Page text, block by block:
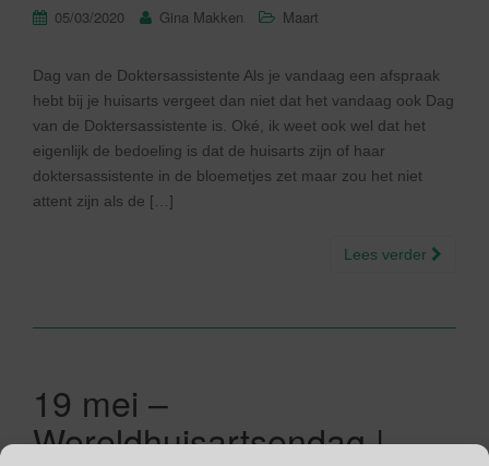
05/03/2020 Gina Makken Maart
Dag van de Doktersassistente Als je vandaag een afspraak
hebt bij je huisarts vergeet dan niet dat het vandaag ook Dag
van de Doktersassistente is. Oké, ik weet ook wel dat het
eigenlijk de bedoeling is dat de huisarts zijn of haar
doktersassistente in de bloemetjes zet maar zou het niet
attent zijn als de […]
Lees verder
19 mei –
Wereldhuisartsendag |